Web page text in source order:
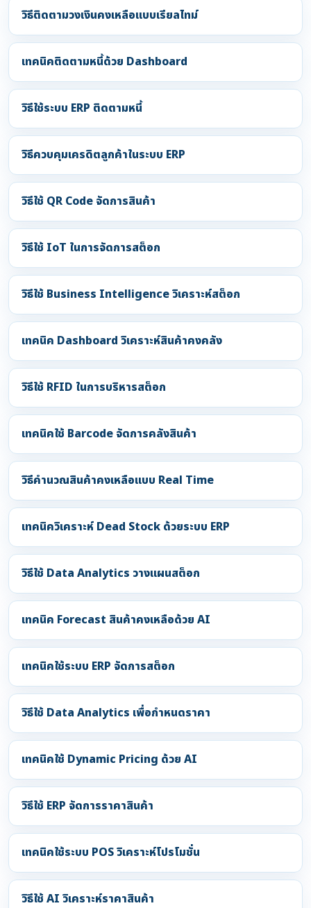
วิธีติดตามวงเงินคงเหลือแบบเรียลไทม์
เทคนิคติดตามหนี้ด้วย Dashboard
วิธีใช้ระบบ ERP ติดตามหนี้
วิธีควบคุมเครดิตลูกค้าในระบบ ERP
วิธีใช้ QR Code จัดการสินค้า
วิธีใช้ IoT ในการจัดการสต็อก
วิธีใช้ Business Intelligence วิเคราะห์สต็อก
เทคนิค Dashboard วิเคราะห์สินค้าคงคลัง
วิธีใช้ RFID ในการบริหารสต็อก
เทคนิคใช้ Barcode จัดการคลังสินค้า
วิธีคำนวณสินค้าคงเหลือแบบ Real Time
เทคนิควิเคราะห์ Dead Stock ด้วยระบบ ERP
วิธีใช้ Data Analytics วางแผนสต็อก
เทคนิค Forecast สินค้าคงเหลือด้วย AI
เทคนิคใช้ระบบ ERP จัดการสต็อก
วิธีใช้ Data Analytics เพื่อกำหนดราคา
เทคนิคใช้ Dynamic Pricing ด้วย AI
วิธีใช้ ERP จัดการราคาสินค้า
เทคนิคใช้ระบบ POS วิเคราะห์โปรโมชั่น
วิธีใช้ AI วิเคราะห์ราคาสินค้า